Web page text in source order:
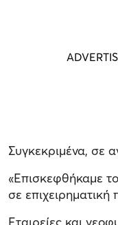
Συγκεκριμένα, σε
«Επισκεφθήκαμε
σε επιχειρηματική
Εταιρείες και